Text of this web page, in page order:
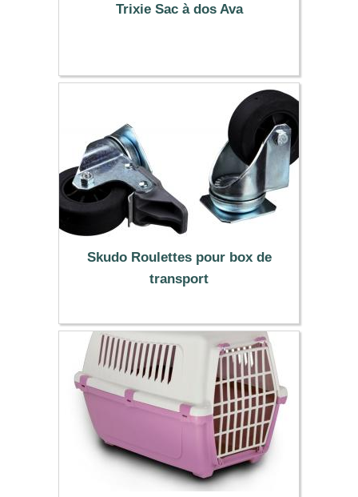
Trixie Sac à dos Ava
36.99 €
Skudo Roulettes pour box de
transport
33.90 €